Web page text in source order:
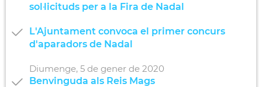
sol·licituds per a la Fira de Nadal
L'Ajuntament convoca el primer concurs
d'aparadors de Nadal
Diumenge, 5 de gener de 2020
Benvinguda als Reis Mags